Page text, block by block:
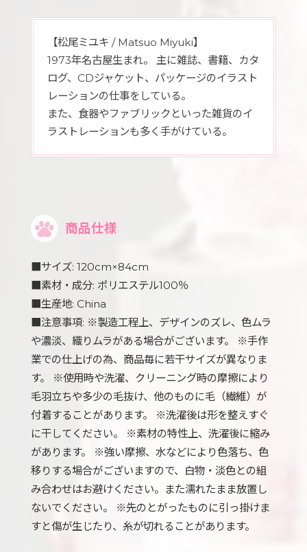
【松尾ミユキ / Matsuo Miyuki】
1973年名古屋生まれ。 主に雑誌、書籍、カタ
ログ、CDジャケット、パッケージのイラスト
レーションの仕事をしている。
また、食器やファブリックといった雑貨のイ
ラストレーションも多く手がけている。
商品仕様
■サイズ: 120cm×84cm
■素材・成分: ポリエステル100％
■生産地: China
■注意事項: ※製造工程上、デザインのズレ、色ムラ
や濃淡、織りムラがある場合がございます。 ※手作
業での仕上げの為、商品毎に若干サイズが異なりま
す。 ※使用時や洗濯、クリーニング時の摩擦により
毛羽立ちや多少の毛抜け、他のものに毛（繊維）が
付着することがあります。 ※洗濯後は形を整えすぐ
に干してください。 ※素材の特性上、洗濯後に縮み
があります。 ※強い摩擦、水などにより色落ち、色
移りする場合がございますので、白物・淡色との組
み合わせはお避けください。また濡れたまま放置し
ないでください。 ※先のとがったものに引っ掛けま
すと傷が生じたり、糸が切れることがあります。